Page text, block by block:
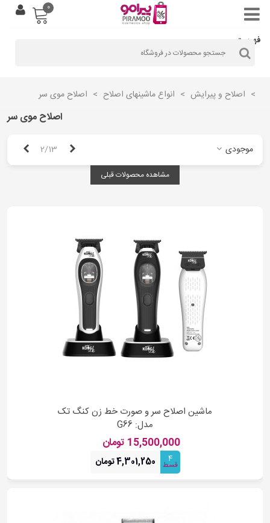
فهرست
0
> اصلاح و پیرایش > انواع ماشینهای اصلاح > اصلاح موی سر
اصلاح موی سر
موجودی قبلی2/13
مشاهده محصولات قبلی
ماشین اصلاح سر و صورت خط زن کنگ تک
مدل: G66
15,500,000 تومان
4
قسط 4,301,250 تومان